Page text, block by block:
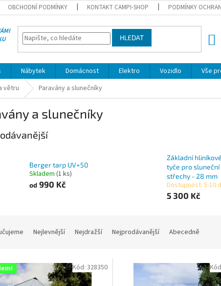
OBCHODNÍ PODMÍNKY KONTAKT CAMPI-SHOP PODMÍNKY
HLEDAT
Nábytek Domácnost Elektro Vozidlo Vše
větru Paravány a slunečníky
a slunečníky
Berger tarp UV+50
Skladem (1 ks)
od 990 Kč
Základní hliníkové
tyče pro sluneční
střechy - 28 mm
Dostupnost: 5-10
5 300 Kč
Nejlevnější Nejdražší Nejprodávanější Abecedně
Kód: 328350